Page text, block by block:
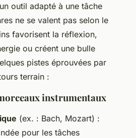
outil adapté à une tâche
ne se valent pas selon le
favorisent la réflexion,
ou créent une bulle
pistes éprouvées par
terrain :
instrumentaux
(ex. : Bach, Mozart) :
pour les tâches